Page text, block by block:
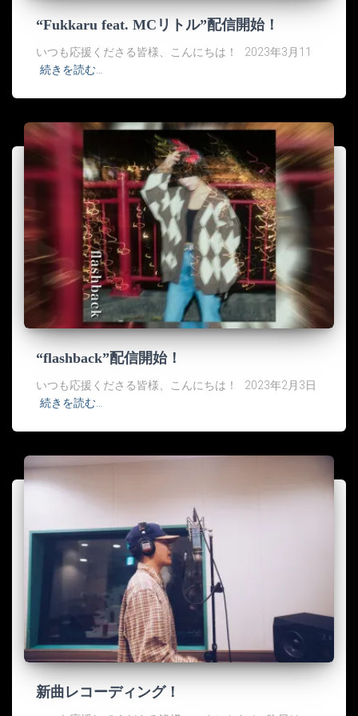
“Fukkaru feat. MCリトル”配信開始！
いつも応援くださる皆様、こんにちは！ 2023年3月11
続きを読む…
“flashback”配信開始！
いつも応援くださる皆様、こんにちは！ 2023年2月3日
続きを読む…
新曲レコーディング！